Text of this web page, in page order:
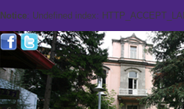
Notice: Undefined index: